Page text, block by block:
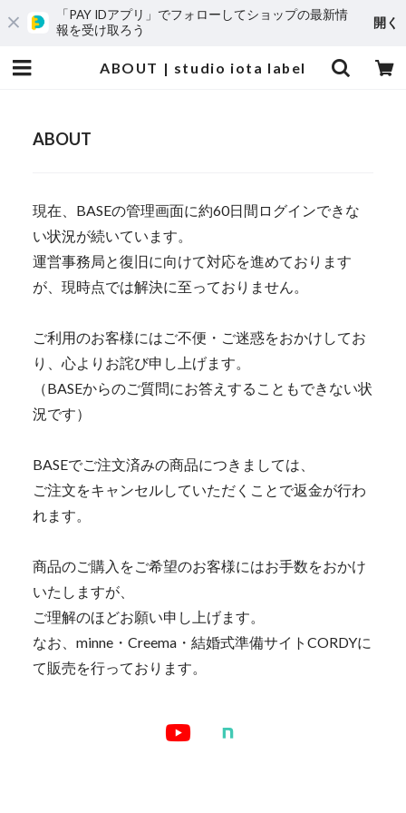
「PAY IDアプリ」でフォローしてショップの最新情
報を受け取ろう
開く
ABOUT | studio iota label
ABOUT
現在、BASEの管理画面に約60日間ログインできな
い状況が続いています。
運営事務局と復旧に向けて対応を進めております
が、現時点では解決に至っておりません。
ご利用のお客様にはご不便・ご迷惑をおかけしてお
り、心よりお詫び申し上げます。
（BASEからのご質問にお答えすることもできない状
況です）
BASEでご注文済みの商品につきましては、
ご注文をキャンセルしていただくことで返金が行わ
れます。
商品のご購入をご希望のお客様にはお手数をおかけ
いたしますが、
ご理解のほどお願い申し上げます。
なお、minne・Creema・結婚式準備サイトCORDYに
て販売を行っております。